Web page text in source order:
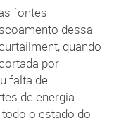
fontes
dessa
quando
por
falta de
de energia
o estado do